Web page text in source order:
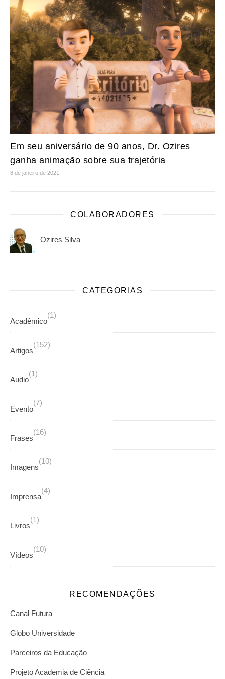
Em seu aniversário de 90 anos, Dr. Ozires
ganha animação sobre sua trajetória
8 de janeiro de 2021
COLABORADORES
Ozires Silva
CATEGORIAS
Acadêmico
(1)
Artigos
(152)
Audio
(1)
Evento
(7)
Frases
(16)
Imagens
(10)
Imprensa
(4)
Livros
(1)
Vídeos
(10)
RECOMENDAÇÕES
Canal Futura
Globo Universidade
Parceiros da Educação
Projeto Academia de Ciência